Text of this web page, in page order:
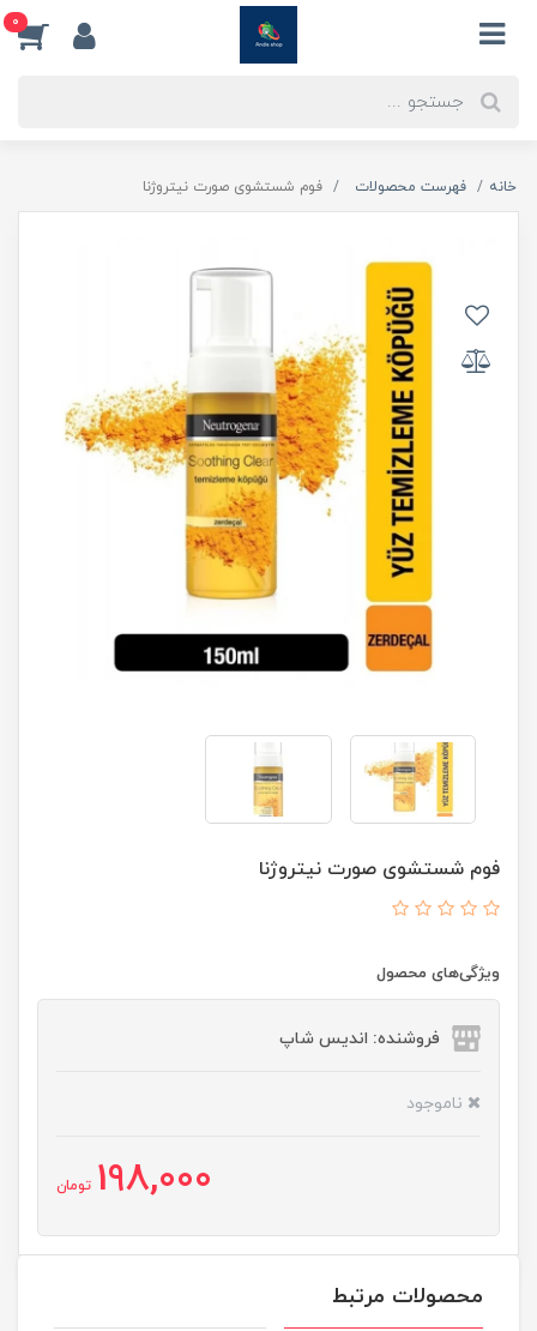
0
خانه فهرست محصولات فوم شستشوی صورت نیتروژنا
فوم شستشوی صورت نیتروژنا
ویژگی‌های محصول
فروشنده: اندیس شاپ
ناموجود
198,000 تومان
محصولات مرتبط